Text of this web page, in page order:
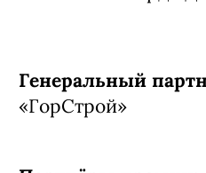
дизайнер Натали
«Выбор редакции»